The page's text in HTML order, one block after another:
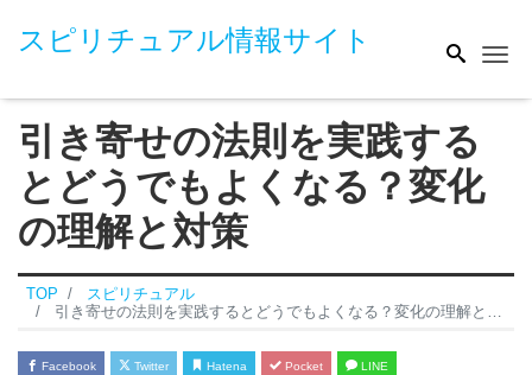
スピリチュアル情報サイト
引き寄せの法則を実践する
とどうでもよくなる？変化
の理解と対策
TOP
スピリチュアル
引き寄せの法則を実践するとどうでもよくなる？変化の理解と対策
Facebook Twitter Hatena Pocket LINE